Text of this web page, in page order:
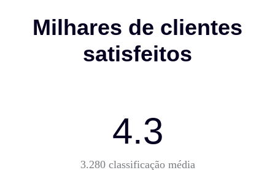
Milhares de clientes
satisfeitos
4.3
3.280 classificação média